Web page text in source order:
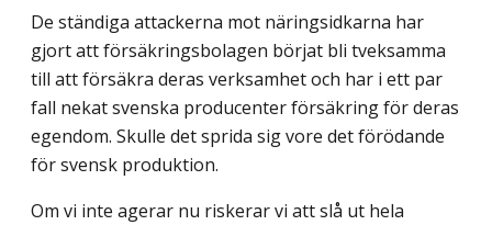
De ständiga attackerna mot näringsidkarna har
gjort att försäkringsbolagen börjat bli tveksamma
till att försäkra deras verksamhet och har i ett par
fall nekat svenska producenter försäkring för deras
egendom. Skulle det sprida sig vore det förödande
för svensk produktion.
Om vi inte agerar nu riskerar vi att slå ut hela